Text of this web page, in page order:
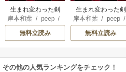
生まれ変わった剣
聖、剣士が冷遇さ
れる魔術至上主義
の学園で無双する
岸本和葉/ peep/
染野静也/
/taskey STUDI
無料立読み
生まれ変わった剣
聖、剣士が冷遇さ
れる魔術至上主義
の学園で無双する
岸本和葉/ peep/
染野静也/
/taskey STUDI
無料立読み
その他の人気ランキングをチェック！